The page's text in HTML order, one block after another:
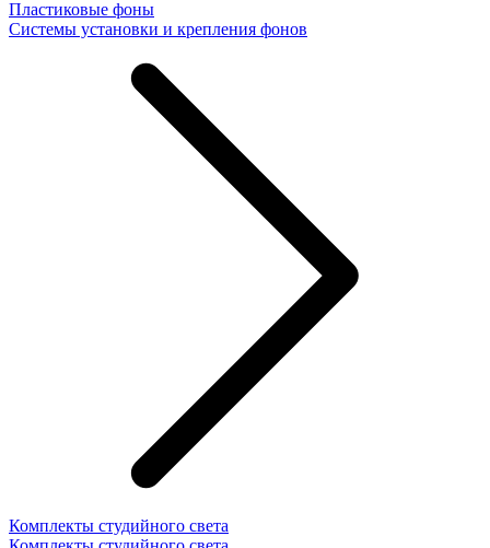
Пластиковые фоны
Системы установки и крепления фонов
Комплекты студийного света